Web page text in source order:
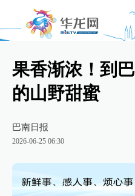
果香渐浓！到
的山野甜蜜
巴南日报
2026-06-25 06:30